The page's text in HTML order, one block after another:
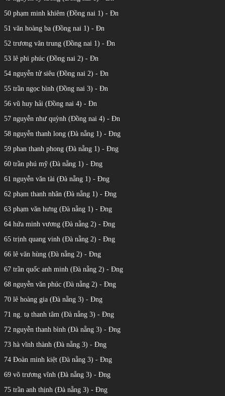
50 phạm minh khiêm (Đồng nai 1) - Đn
51 văn hoàng ba (Đồng nai 1) - Đn
52 trương văn trung (Đồng nai 1) - Đn
53 lê phi phúc (Đồng nai 2) - Đn
54 nguyễn tử siêu (Đồng nai 2) - Đn
55 trần ngọc bình (Đồng nai 3) - Đn
56 vũ huy hải (Đồng nai 4) - Đn
57 nguyễn như quỳnh (Đồng nai 4) - Đn
58 nguyễn thanh long (Đà nẵng 1) - Đng
59 phan thanh phong (Đà nẵng 1) - Đng
60 trần phú mỹ (Đà nẵng 1) - Đng
61 nguyễn văn tài (Đà nẵng 1) - Đng
62 phạm thanh nhân (Đà nẵng 1) - Đng
63 phạm văn hưng (Đà nẵng 1) - Đng
64 hứa minh vương (Đà nẵng 2) - Đng
65 trịnh quang vinh (Đà nẵng 2) - Đng
66 lê văn hùng (Đà nẵng 2) - Đng
67 trần quốc anh minh (Đà nẵng 2) - Đng
68 nguyễn văn phúc (Đà nẵng 2) - Đng
70 lê hoàng gia (Đà nẵng 3) - Đng
71 ng. tạ thanh tâm (Đà nẵng 3) - Đng
72 nguyễn thanh bình (Đà nẵng 3) - Đng
73 hà vĩnh thành (Đà nẵng 3) - Đng
74 Đoàn minh kiệt (Đà nẵng 3) - Đng
69 võ trương vĩnh (Đà nẵng 3) - Đng
75 trần anh thịnh (Đà nẵng 3) - Đng